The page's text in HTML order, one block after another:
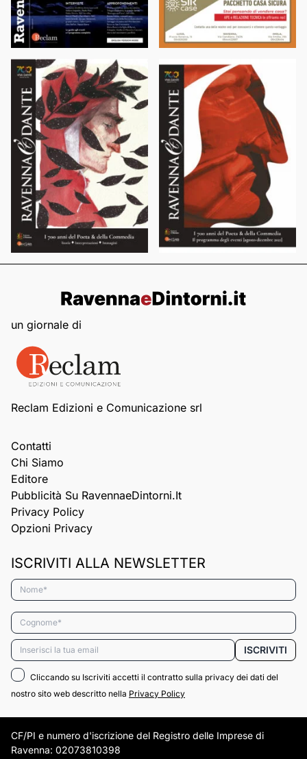
un giornale di
Reclam Edizioni e Comunicazione srl
Contatti
Chi Siamo
Editore
Pubblicità Su RavennaeDintorni.it
Privacy Policy
Opzioni Privacy
ISCRIVITI ALLA NEWSLETTER
Nome*
Cognome*
Email* ISCRIVITI
Cliccando su Iscriviti accetti il contratto sulla privacy dei dati del
nostro sito web descritto nella Privacy Policy
CF/PI e numero d'iscrizione del Registro delle Imprese di
Ravenna: 02073810398